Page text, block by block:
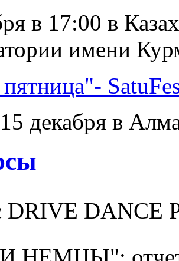
в 17:00 в
имени
декабря в
DRIVE DANCE